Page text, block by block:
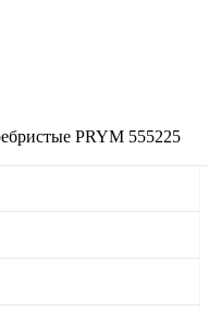
PRYM 555225